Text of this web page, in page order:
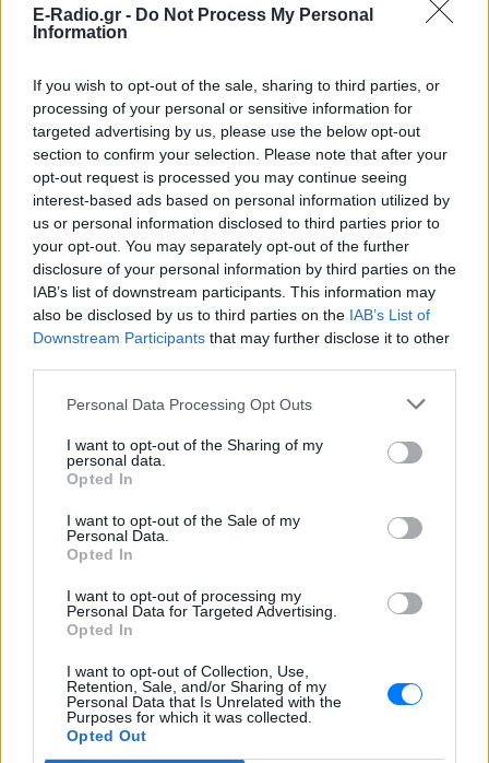
E-Radio.gr - Do Not Process My Personal
Information
If you wish to opt-out of the sale, sharing to third parties, or
processing of your personal or sensitive information for
targeted advertising by us, please use the below opt-out
section to confirm your selection. Please note that after your
opt-out request is processed you may continue seeing
interest-based ads based on personal information utilized by
us or personal information disclosed to third parties prior to
your opt-out. You may separately opt-out of the further
disclosure of your personal information by third parties on the
IAB’s list of downstream participants. This information may
also be disclosed by us to third parties on the IAB’s List of
Downstream Participants that may further disclose it to other
Personal Data Processing Opt Outs
I want to opt-out of the Sharing of my
personal data.
Opted In
I want to opt-out of the Sale of my
Personal Data.
Opted In
I want to opt-out of processing my
Personal Data for Targeted Advertising.
Opted In
I want to opt-out of Collection, Use,
Retention, Sale, and/or Sharing of my
Personal Data that Is Unrelated with the
Purposes for which it was collected.
Opted Out
ΔΕΙΤΕ ΕΠΙΣΗΣ
ΣΤΗΝ ΙΔΙΑ ΚΑΤΗΓΟΡΙΑ
Ουκρανία: Βίντεο σοκ με
19χρονο να οδηγείται με τη βία
για επιστράτευση ‑ Τι είναι το
«busification»
ΣΉΜΕΡΑ
επαναφέρει τη συζήτηση για το λεγόμενο
19χρονο να οδηγείται με τη βία
για επιστράτευση ‑ Τι είναι το
ΣΉΜΕΡΑ
Βίντεο που φέρεται να δείχνει βίαιη
μεταφορά άνδρα για στρατιωτική